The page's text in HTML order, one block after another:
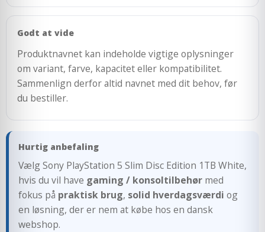
Godt at vide
Produktnavnet kan indeholde vigtige oplysninger
om variant, farve, kapacitet eller kompatibilitet.
Sammenlign derfor altid navnet med dit behov, før
du bestiller.
Hurtig anbefaling
Vælg Sony PlayStation 5 Slim Disc Edition 1TB White,
hvis du vil have gaming / konsoltilbehør med
fokus på praktisk brug, solid hverdagsværdi og
en løsning, der er nem at købe hos en dansk
webshop.